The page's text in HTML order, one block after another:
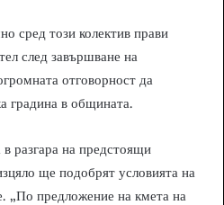
сред този колектив прави
след завършване на
отговорност да
градина в общината.
разгара на предстоящи
ще подобрят условията на
„По предложение на кмета на